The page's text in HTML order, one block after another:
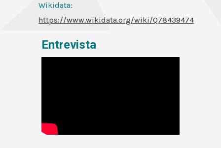
Wikidata:
https://www.wikidata.org/wiki/Q78439474
Entrevista